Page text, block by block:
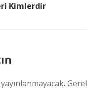
Kimlerdir